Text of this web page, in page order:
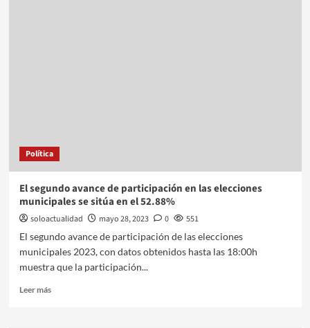
Política
El segundo avance de participación en las elecciones
municipales se sitúa en el 52.88%
soloactualidad mayo 28, 2023 0
551
El segundo avance de participación de las elecciones
municipales 2023, con datos obtenidos hasta las 18:00h
muestra que la participación...
Leer más